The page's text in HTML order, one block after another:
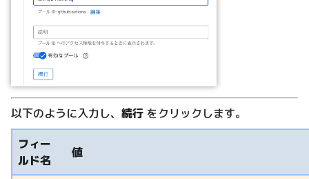
以下のように入力し、 続行 をクリックします。
フィー
ルド名
値